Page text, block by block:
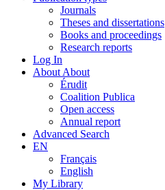
Journals
Theses and dissertations
Books and proceedings
Research reports
Log In
About About
Érudit
Coalition Publica
Open access
Annual report
Advanced Search
EN
Français
English
My Library